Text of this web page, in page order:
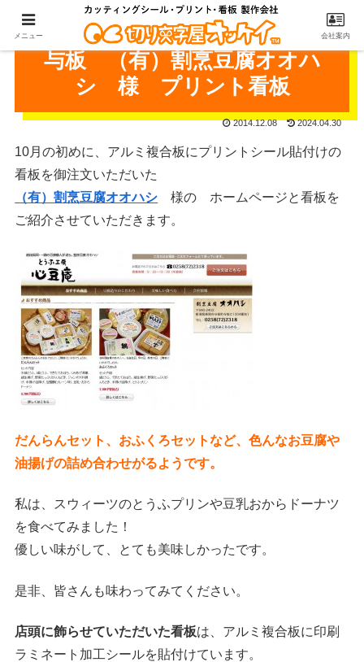
与板 （有）割烹豆腐オオハ
シ 様 プリント看板
2014.12.08 2024.04.30
10月の初めに、アルミ複合板にプリントシール貼付けの
看板を御注文いただいた
（有）割烹豆腐オオハシ 様の ホームページと看板を
ご紹介させていただきます。
だんらんセット、おふくろセットなど、色んなお豆腐や
油揚げの詰め合わせがるようです。
私は、スウィーツのとうふプリンや豆乳おからドーナツ
を食べてみました！
優しい味がして、とても美味しかったです。
是非、皆さんも味わってみてください。
店頭に飾らせていただいた看板は、アルミ複合板に印刷
ラミネート加工シールを貼付けています。
メニュー 会社案内